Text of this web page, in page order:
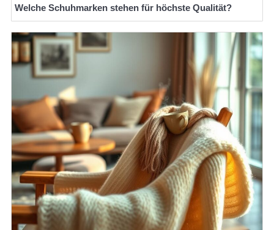
Welche Schuhmarken stehen für höchste Qualität?